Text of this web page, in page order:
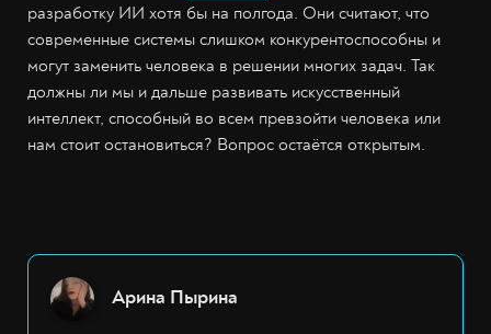
разработку ИИ хотя бы на полгода. Они считают, что
современные системы слишком конкурентоспособны и
могут заменить человека в решении многих задач. Так
должны ли мы и дальше развивать искусственный
интеллект, способный во всем превзойти человека или
нам стоит остановиться? Вопрос остаётся открытым.
Арина Пырина